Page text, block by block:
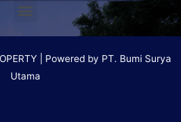
| Powered by PT. Bumi Surya
Utama